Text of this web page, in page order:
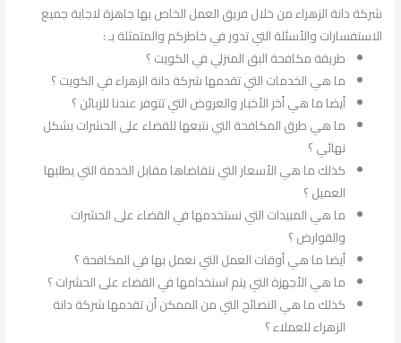
شركة دانة الزهراء من خلال فريق العمل الخاص بها جاهزة لاجابة جميع
الاستفسارات والأسئلة التي تدور في خاطركم والمتمثلة بـ :
طريقة مكافحة البق المنزلي في الكويت ؟
ما هي الخدمات التي تقدمها شركة دانة الزهراء في الكويت ؟
أيضا ما هي أخر الأخبار والعروض التي تتوفر عندنا للزبائن ؟
ما هي طرق المكافحة التي نتبعها للقضاء على الحشرات بشكل
نهائي ؟
كذلك ما هي الأسعار التي نتقاضاها مقابل الخدمة التي يطلبها
العميل ؟
ما هي المبيدات التي نستخدمها في القضاء على الحشرات
والقوارض ؟
أيضا ما هي أوقات العمل التي نعمل بها في المكافحة ؟
ما هي الأجهزة التي يتم استخدامها في القضاء على الحشرات ؟
كذلك ما هي النصائح التي من الممكن أن تقدمها شركة دانة
الزهراء للعملاء ؟